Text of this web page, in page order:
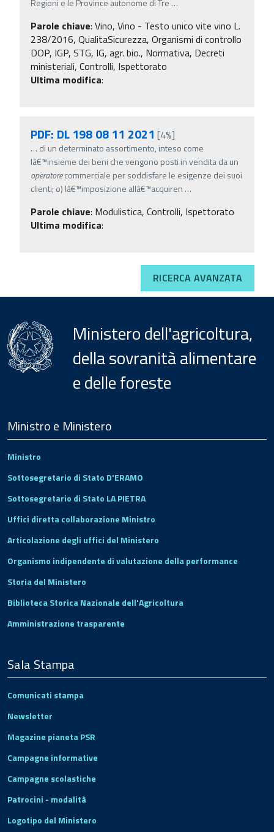
Regioni e le Province autonome di Tre …
Parole chiave: Vino, Vino - Testo unico vite vino L.
238/2016, QualitaSicurezza, Organismi di controllo
DOP, IGP, STG, IG, agr. bio., Normativa, Decreti
ministeriali, Controlli, Ispettorato
Ultima modifica:
PDF: DL 198 08 11 2021 [4%]
… di un determinato assortimento, inteso come
lâ€™insieme dei beni che vengono posti in vendita da un
operatorecommerciale per soddisfare le esigenze dei suoi
clienti; o) lâ€™imposizione allâ€™acquiren …
Parole chiave: Modulistica, Controlli, Ispettorato
Ultima modifica:
RICERCA AVANZATA
Ministero dell'agricoltura,
della sovranità alimentare
e delle foreste
Footer
Ministro e Ministero
Ministro
Sottosegretario di Stato D'ERAMO
Sottosegretario di Stato LA PIETRA
Uffici diretta collaborazione Ministro
Articolazione degli uffici del Ministero
Organismo indipendente di valutazione della performance
Storia del Ministero
Biblioteca Storica Nazionale dell'Agricoltura
Amministrazione trasparente
Sala Stampa
Comunicati stampa
Newsletter
Magazine pianeta PSR
Campagne informative
Campagne scolastiche
Patrocini - modalità
Logotipo del Ministero